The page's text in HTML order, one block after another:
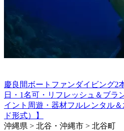
慶良間ボートファンダイビング2
日・1名可・リフレッシュ＆ブラ
イント周遊・器材フルレンタル
ド形式）】
沖縄県 > 北谷・沖縄市 > 北谷町